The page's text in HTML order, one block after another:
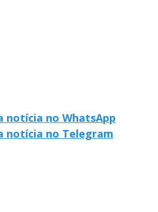
notícia no WhatsApp
notícia no Telegram